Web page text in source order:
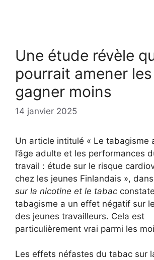
Une étude révèle
pourrait amener
gagner moins
14 janvier 2025
Un article intitulé « Le tabagisme
l’âge adulte et les performances
travail : étude sur le risque
chez les jeunes Finlandais », dans
sur la nicotine et le tabac
tabagisme a un effet négatif sur
des jeunes travailleurs. Cela est
particulièrement vrai parmi les
Les effets néfastes du tabac sur